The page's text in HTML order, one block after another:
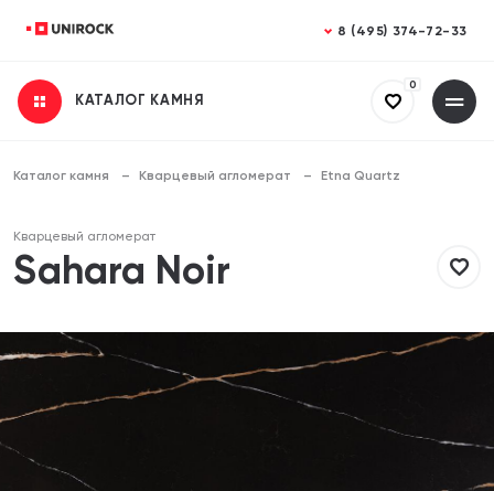
8 (495) 374-72-33
КАТАЛОГ КАМНЯ
0
Каталог камня Кварцевый агломерат Etna Quartz
Кварцевый агломерат
Sahara Noir
Закрыть
Получить консультацию
Закрыть
Заказать расчет